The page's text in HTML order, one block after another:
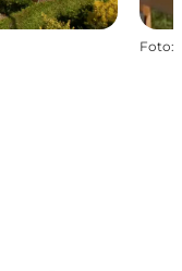
Foto: